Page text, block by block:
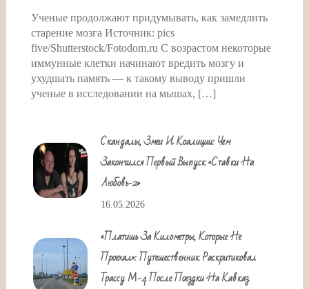
Ученые продолжают придумывать, как замедлить
старение мозга Источник: pics
five/Shutterstock/Fotodom.ru С возрастом некоторые
иммунные клетки начинают вредить мозгу и
ухудшать память — к такому выводу пришли
ученые в исследовании на мышах, […]
Скандалы, Змеи И Коалиции: Чем
Закончился Первый Выпуск «Ставки На
Любовь-2»
16.05.2026
«Платишь За Километры, Которые Не
Проехал»: Путешественник Раскритиковал
Трассу М-4 После Поездки На Кавказ